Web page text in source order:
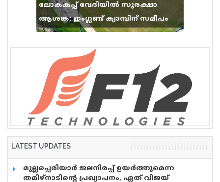
ലോകകപ്പ് വേദിയിൽ സുരക്ഷാ
ആശങ്ക; ഇംഗ്ലണ്ട് ക്യാമ്പിന് സമീപം
വെടിവെപ്പ്, 9 പേർക്ക് പരിക്ക്
LATEST UPDATES
മുല്ലപ്പെരിയാർ ജലനിരപ്പ് ഉയർത്തുമെന്ന
തമിഴ്നാടിന്റെ പ്രഖ്യാപനം, ഏത് വിജയ്